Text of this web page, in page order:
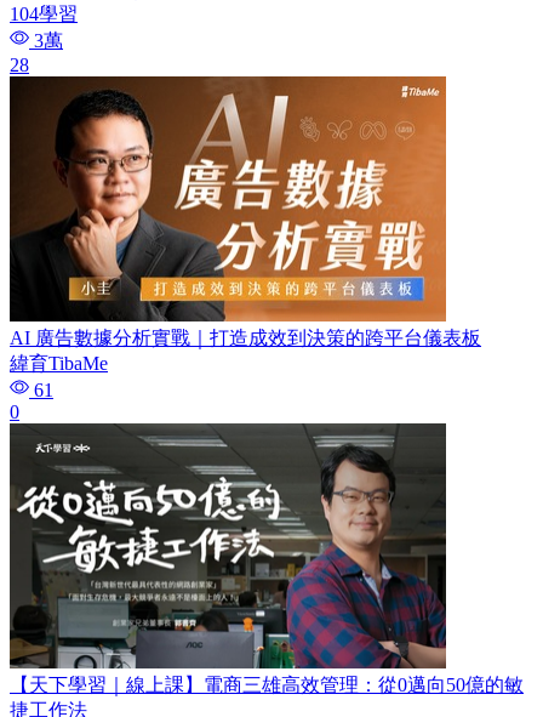
104學習
3萬
28
AI 廣告數據分析實戰｜打造成效到決策的跨平台儀表板
緯育TibaMe
61
0
【天下學習｜線上課】電商三雄高效管理：從0邁向50億的敏
捷工作法